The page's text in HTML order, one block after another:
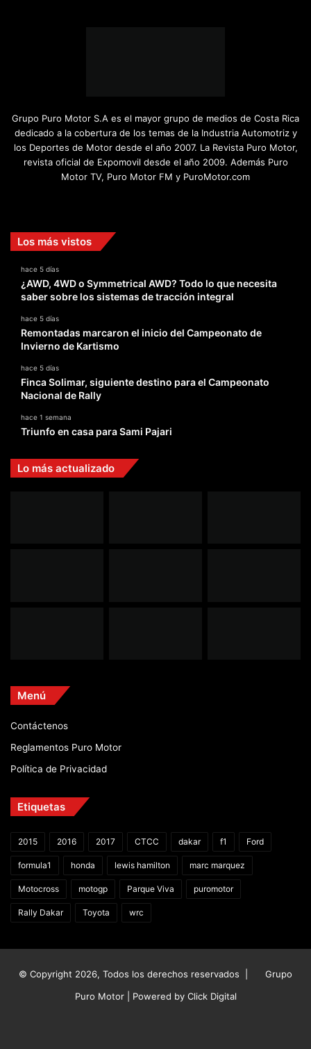
Grupo Puro Motor S.A es el mayor grupo de medios de Costa Rica
dedicado a la cobertura de los temas de la Industria Automotriz y
los Deportes de Motor desde el año 2007. La Revista Puro Motor,
revista oficial de Expomovil desde el año 2009. Además Puro
Motor TV, Puro Motor FM y PuroMotor.com
Los más vistos
hace 5 días
¿AWD, 4WD o Symmetrical AWD? Todo lo que necesita
saber sobre los sistemas de tracción integral
hace 5 días
Remontadas marcaron el inicio del Campeonato de
Invierno de Kartismo
hace 5 días
Finca Solimar, siguiente destino para el Campeonato
Nacional de Rally
hace 1 semana
Triunfo en casa para Sami Pajari
Lo más actualizado
Menú
Contáctenos
Reglamentos Puro Motor
Política de Privacidad
Etiquetas
2015 2016 2017 CTCC dakar f1 Ford
formula1 honda lewis hamilton marc marquez
Motocross motogp Parque Viva puromotor
Rally Dakar Toyota wrc
© Copyright 2026, Todos los derechos reservados |
Grupo
Puro Motor | Powered by Click Digital